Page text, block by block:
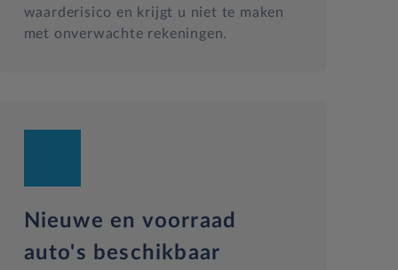
waarderisico en krijgt u niet te maken
met onverwachte rekeningen.
Nieuwe en voorraad
auto's beschikbaar